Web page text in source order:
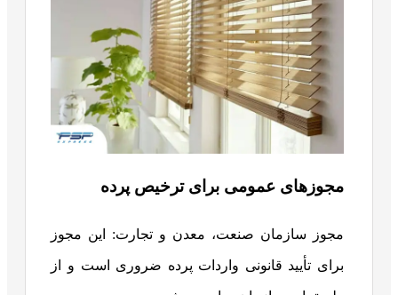
مجوزهای عمومی برای ترخیص پرده
مجوز سازمان صنعت، معدن و تجارت: این مجوز
برای تأیید قانونی واردات پرده ضروری است و از